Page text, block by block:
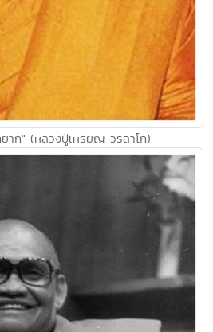
าก" (หลวงปู่เหรียญ วรลาโก)